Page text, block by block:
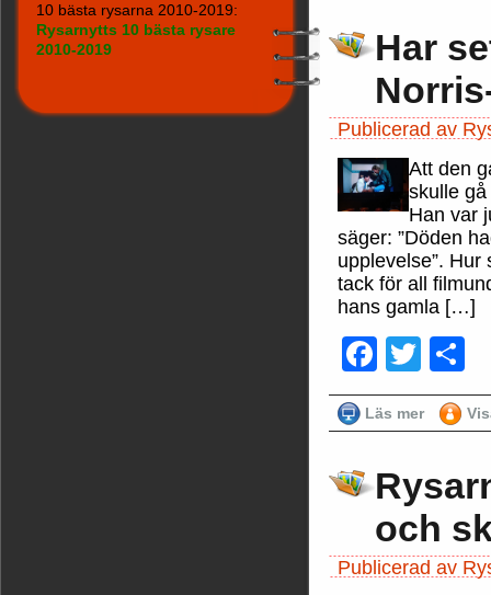
10 bästa rysarna 2010-2019:
Rysarnytts 10 bästa rysare
2010-2019
Har
Publicerad av
Att den
skulle
Han var
säger: ”Döden
upplevelse”.
tack för all
hans gamla […]
Läs mer
och
Publicerad av